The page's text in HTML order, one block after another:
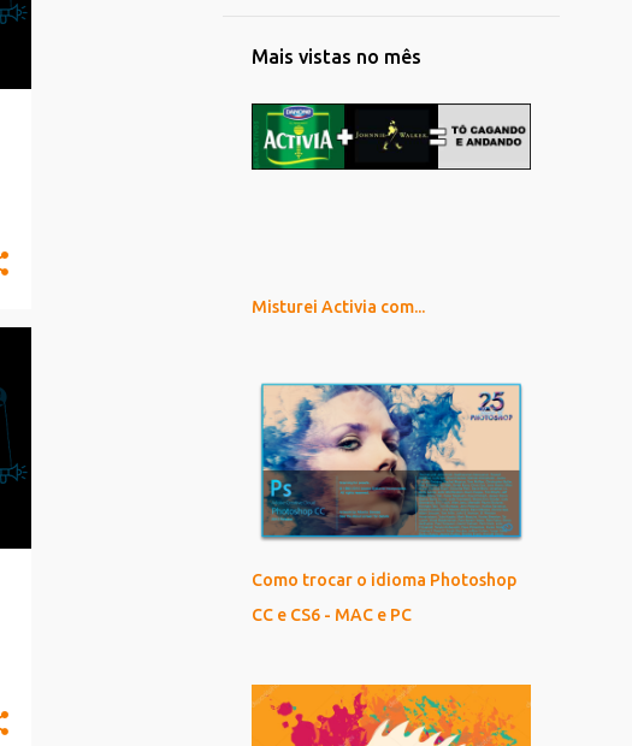
Mais vistas no mês
Misturei Activia com...
Como trocar o idioma Photoshop
CC e CS6 - MAC e PC